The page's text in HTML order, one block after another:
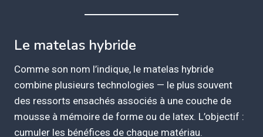
Le matelas hybride
Comme son nom l’indique, le matelas hybride
combine plusieurs technologies — le plus souvent
des ressorts ensachés associés à une couche de
mousse à mémoire de forme ou de latex. L’objectif :
cumuler les bénéfices de chaque matériau.